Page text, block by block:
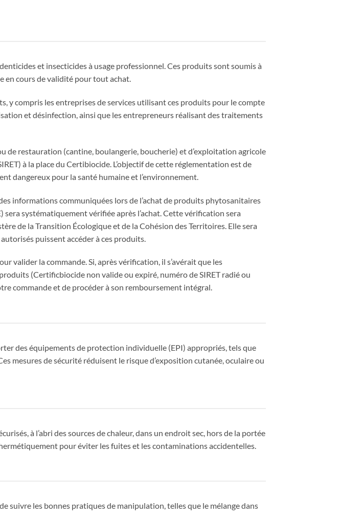
et insecticides à usage professionnel. Ces produits sont soumis à
en cours de validité pour tout achat.
y compris les entreprises de services utilisant ces produits pour le compte
et désinfection, ainsi que les entrepreneurs réalisant des traitements
restauration (cantine, boulangerie, boucherie) et d’exploitation agricole
à la place du Certibiocide. L’objectif de cette réglementation est de
dangereux pour la santé humaine et l’environnement.
informations communiquées lors de l’achat de produits phytosanitaires
systématiquement vérifiée après l’achat. Cette vérification sera
de la Transition Écologique et de la Cohésion des Territoires. Elle sera
puissent accéder à ces produits.
valider la commande. Si, après vérification, il s’avérait que les
(Certificbiocide non valide ou expiré, numéro de SIRET radié ou
commande et de procéder à son remboursement intégral.
des équipements de protection individuelle (EPI) appropriés, tels que
mesures de sécurité réduisent le risque d’exposition cutanée, oculaire ou
à l’abri des sources de chaleur, dans un endroit sec, hors de la portée
pour éviter les fuites et les contaminations accidentelles.
suivre les bonnes pratiques de manipulation, telles que le mélange dans